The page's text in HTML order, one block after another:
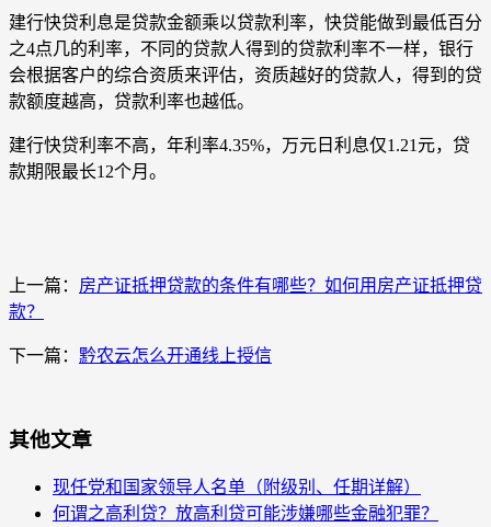
建行快贷利息是贷款金额乘以贷款利率，快贷能做到最低百分
之4点几的利率，不同的贷款人得到的贷款利率不一样，银行
会根据客户的综合资质来评估，资质越好的贷款人，得到的贷
款额度越高，贷款利率也越低。
建行快贷利率不高，年利率4.35%，万元日利息仅1.21元，贷
款期限最长12个月。
上一篇： 房产证抵押贷款的条件有哪些？如何用房产证抵押贷
款？
下一篇： 黔农云怎么开通线上授信
其他文章
现任党和国家领导人名单（附级别、任期详解）
何谓之高利贷？放高利贷可能涉嫌哪些金融犯罪？